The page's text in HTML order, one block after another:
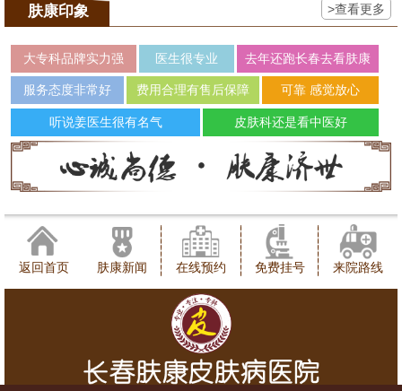
肤康印象 >查看更多
大专科品牌实力强 医生很专业 去年还跑长春去看肤康
服务态度非常好 费用合理有售后保障 可靠 感觉放心
听说姜医生很有名气 皮肤科还是看中医好
返回首页 肤康新闻 在线预约 免费挂号 来院路线